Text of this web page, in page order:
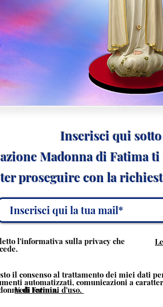
Inserisci qui
Madonna di Fatima
proseguire con la
l'informativa sulla privacy che
il consenso al trattamento dei miei dati
automatizzati, comunicazioni a
di Fatima.
Vedi termini d'uso.